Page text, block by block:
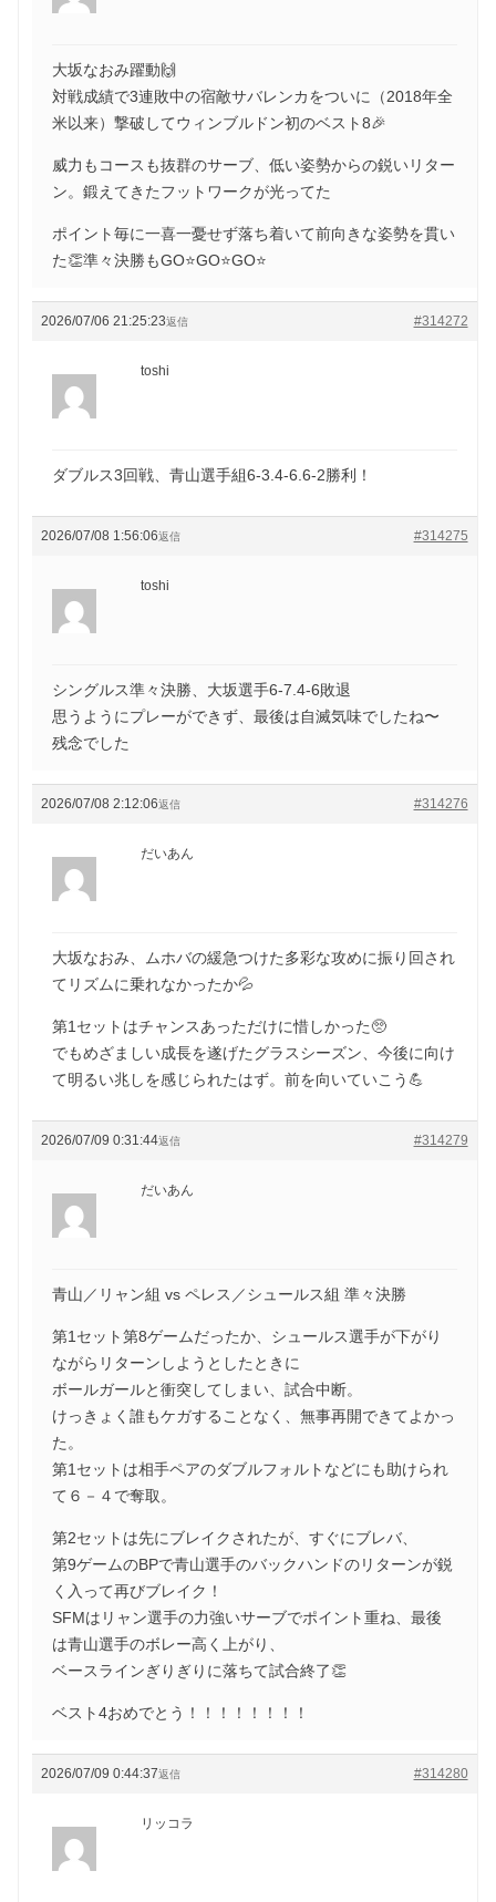
大坂なおみ躍動🙌
対戦成績で3連敗中の宿敵サバレンカをついに（2018年全
米以来）撃破してウィンブルドン初のベスト8🎉
威力もコースも抜群のサーブ、低い姿勢からの鋭いリター
ン。鍛えてきたフットワークが光ってた
ポイント毎に一喜一憂せず落ち着いて前向きな姿勢を貫い
た👏準々決勝もGO⭐️GO⭐️GO⭐️
2026/07/06 21:25:23 #314272
返信
toshi
ダブルス3回戦、青山選手組6-3.4-6.6-2勝利！
2026/07/08 1:56:06 #314275
返信
toshi
シングルス準々決勝、大坂選手6-7.4-6敗退
思うようにプレーができず、最後は自滅気味でしたね〜
残念でした
2026/07/08 2:12:06 #314276
返信
だいあん
大坂なおみ、ムホバの緩急つけた多彩な攻めに振り回され
てリズムに乗れなかったか💦
第1セットはチャンスあっただけに惜しかった🥺
でもめざましい成長を遂げたグラスシーズン、今後に向け
て明るい兆しを感じられたはず。前を向いていこう💪
2026/07/09 0:31:44 #314279
返信
だいあん
青山／リャン組 vs ペレス／シュールス組 準々決勝
第1セット第8ゲームだったか、シュールス選手が下がり
ながらリターンしようとしたときに
ボールガールと衝突してしまい、試合中断。
けっきょく誰もケガすることなく、無事再開できてよかっ
た。
第1セットは相手ペアのダブルフォルトなどにも助けられ
て６－４で奪取。
第2セットは先にブレイクされたが、すぐにブレバ、
第9ゲームのBPで青山選手のバックハンドのリターンが鋭
く入って再びブレイク！
SFMはリャン選手の力強いサーブでポイント重ね、最後
は青山選手のボレー高く上がり、
ベースラインぎりぎりに落ちて試合終了👏
ベスト4おめでとう！！！！！！！！
2026/07/09 0:44:37 #314280
返信
リッコラ